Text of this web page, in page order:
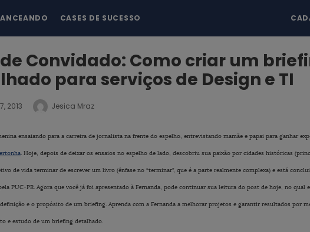
CASES DE SUCESSO
Convidado: Como criar um
para serviços de Design e TI
2013 Jesica Mraz
ensaiando para a carreira de jornalista na frente do espelho, entrevistando mamãe e papai para ganhar
. Hoje, depois de deixar os ensaios no espelho de lado, descobriu sua paixão por cidades históricas
de vida terminar de escrever um livro (ênfase no “terminar”, que é a parte realmente complexa) e está
PUC-PR. Agora que você já foi apresentado à Fernanda, pode continuar sua leitura do post de hoje, no qual
definição e o propósito de um briefing. Aprenda com a Fernanda a melhorar projetos e garantir resultados por
e estudo de um briefing detalhado.